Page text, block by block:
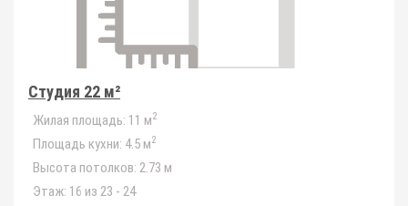
Студия 22 м²
Жилая площадь: 11 м2
Площадь кухни: 4.5 м2
Высота потолков: 2.73 м
Этаж: 16 из 23 - 24